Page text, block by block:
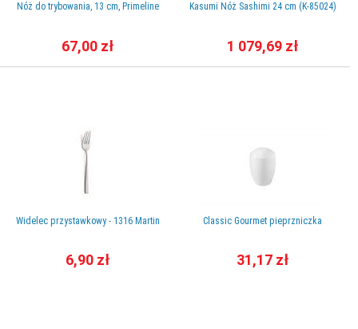
Nóż do trybowania, 13 cm, Primeline
67,00 zł
Widelec przystawkowy - 1316 Martin
6,90 zł
Kasumi Nóż Sashimi 24 cm (K-85024)
1 079,69 zł
Classic Gourmet pieprzniczka
31,17 zł